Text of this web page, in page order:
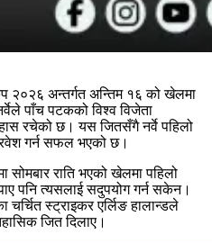
अन्तर्गत अन्तिम १६ को खेलमा
पाँच पटकको विश्व विजेता
रचेको छ। यस जितसँगै नर्वे पहिलो
गर्न सफल भएको छ।
सोमबार राति भएको खेलमा पहिलो
पनि त्यसलाई सदुपयोग गर्न सकेन।
स्ट्राइकर एर्लिङ हालान्डले
जित दिलाए।